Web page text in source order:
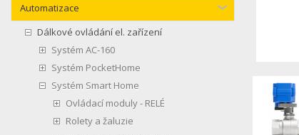
Automatizace
Dálkové ovládání el. zařízení
Systém AC-160
Systém PocketHome
Systém Smart Home
Ovládací moduly - RELÉ
Rolety a žaluzie